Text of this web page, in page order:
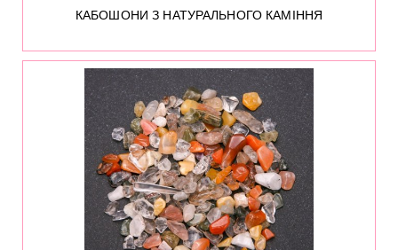
КАБОШОНИ З НАТУРАЛЬНОГО КАМІННЯ
60